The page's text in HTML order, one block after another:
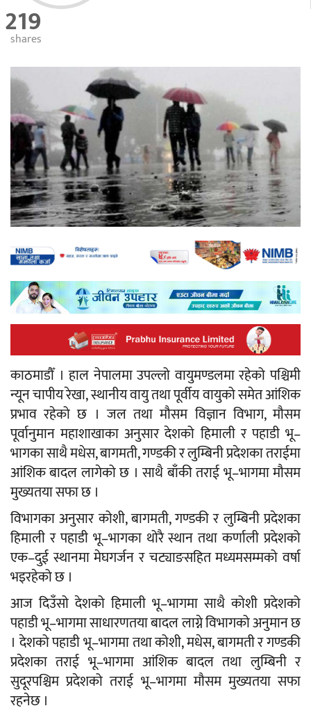
219
shares
काठमाडौँ । हाल नेपालमा उपल्लो वायुमण्डलमा रहेको पश्चिमी
न्यून चापीय रेखा, स्थानीय वायु तथा पूर्वीय वायुको समेत आंशिक
प्रभाव रहेको छ । जल तथा मौसम विज्ञान विभाग, मौसम
पूर्वानुमान महाशाखाका अनुसार देशको हिमाली र पहाडी भू–
भागका साथै मधेस, बागमती, गण्डकी र लुम्बिनी प्रदेशका तराईमा
आंशिक बादल लागेको छ । साथै बाँकी तराई भू–भागमा मौसम
मुख्यतया सफा छ ।
विभागका अनुसार कोशी, बागमती, गण्डकी र लुम्बिनी प्रदेशका
हिमाली र पहाडी भू–भागका थोरै स्थान तथा कर्णाली प्रदेशको
एक–दुई स्थानमा मेघगर्जन र चट्याङसहित मध्यमसम्मको वर्षा
भइरहेको छ ।
आज दिउँसो देशको हिमाली भू–भागमा साथै कोशी प्रदेशको
पहाडी भू–भागमा साधारणतया बादल लाग्ने विभागको अनुमान छ
। देशको पहाडी भू–भागमा तथा कोशी, मधेस, बागमती र गण्डकी
प्रदेशका तराई भू–भागमा आंशिक बादल तथा लुम्बिनी र
सुदूरपश्चिम प्रदेशको तराई भू–भागमा मौसम मुख्यतया सफा
रहनेछ ।